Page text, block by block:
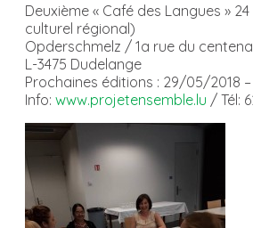
Deuxième « Café des Langues »
culturel régional)
Opderschmelz / 1a rue du
L-3475 Dudelange
Prochaines éditions : 29/05/2018
Info: www.projetensemble.lu / Tél: